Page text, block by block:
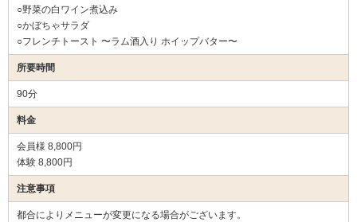
○野菜の白ワイン煮込み
○かぼちゃサラダ
○フレンチトースト 〜ラム酒入り ホイップバター〜
所要時間
90分
料金
会員様 8,800円
体験 8,800円
注意事項
都合によりメニューが変更になる場合がございます。